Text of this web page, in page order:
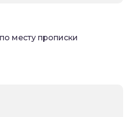
месту прописки